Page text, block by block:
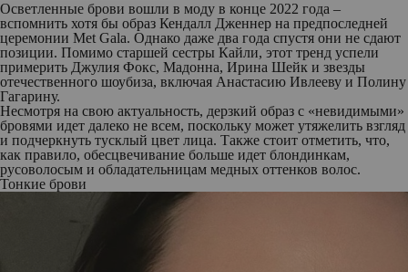
Осветленные брови вошли в моду в конце 2022 года –
вспомнить хотя бы образ Кендалл Дженнер на предпоследней
церемонии Met Gala. Однако даже два года спустя они не сдают
позиции. Помимо старшей сестры Кайли, этот тренд успели
примерить Джулия Фокс, Мадонна, Ирина Шейк и звезды
отечественного шоубиза, включая Анастасию Ивлееву и Полину
Гагарину.
Несмотря на свою актуальность, дерзкий образ с «невидимыми»
бровями идет далеко не всем, поскольку может утяжелить взгляд
и подчеркнуть тусклый цвет лица. Также стоит отметить, что,
как правило, обесцвечивание больше идет блондинкам,
русоволосым и обладательницам медных оттенков волос.
Тонкие брови